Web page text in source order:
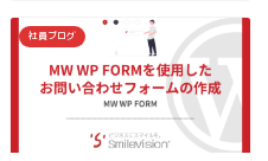
社員ブログ